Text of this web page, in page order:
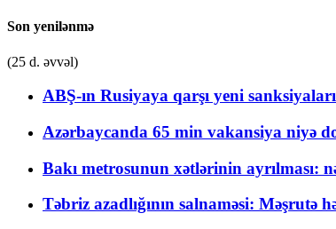
Son yenilənmə
(25 d. əvvəl)
ABŞ-ın Rusiyaya qarşı yeni
Azərbaycanda 65 min vakansiya niyə
Bakı metrosunun xətlərinin ayrılması:
Təbriz azadlığının salnaməsi: Məşrutə